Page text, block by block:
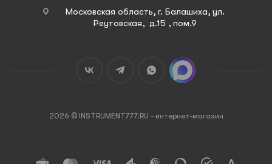
Московская область, г. Балашиха, ул.
Реутовская, д.15 , пом.9
2026 © INSTRUMENT777.RU - интернет-магазин